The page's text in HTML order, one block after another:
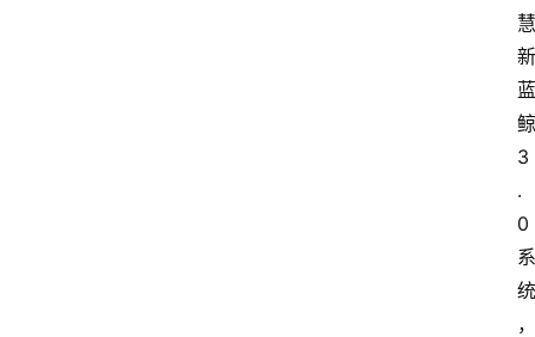
慧
新
蓝
鲸
3
.
0
系
统
，